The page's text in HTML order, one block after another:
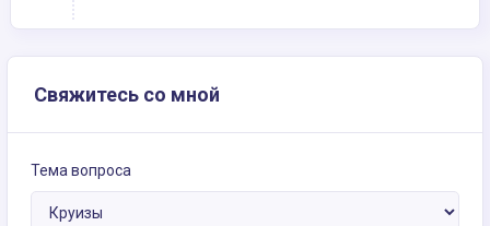
Свяжитесь со мной
Тема вопроса